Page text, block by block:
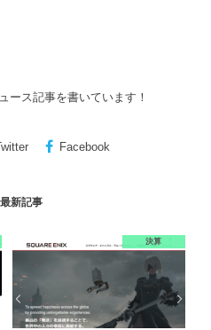
ース記事を書いています！
Facebook
新記事
決算